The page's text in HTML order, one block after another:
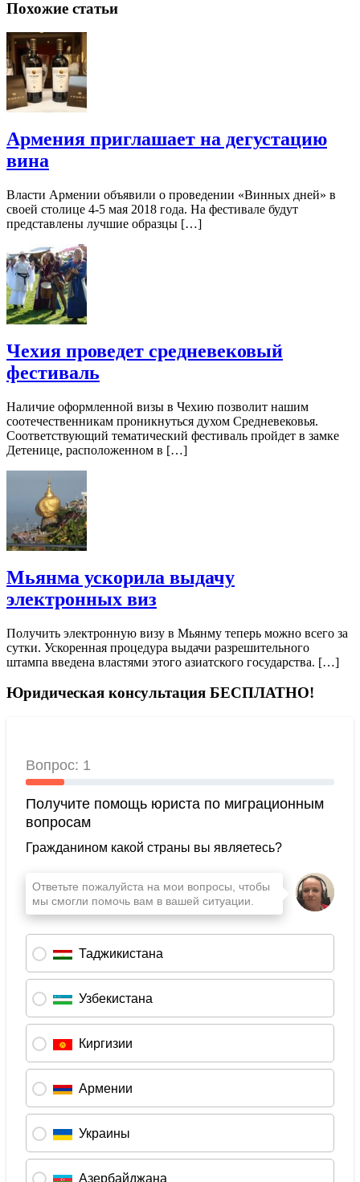
Похожие статьи
Армения приглашает на дегустацию
вина
Власти Армении объявили о проведении «Винных дней» в
своей столице 4-5 мая 2018 года. На фестивале будут
представлены лучшие образцы […]
Чехия проведет средневековый
фестиваль
Наличие оформленной визы в Чехию позволит нашим
соотечественникам проникнуться духом Средневековья.
Соответствующий тематический фестиваль пройдет в замке
Детенице, расположенном в […]
Мьянма ускорила выдачу
электронных виз
Получить электронную визу в Мьянму теперь можно всего за
сутки. Ускоренная процедура выдачи разрешительного
штампа введена властями этого азиатского государства. […]
Юридическая консультация БЕСПЛАТНО!